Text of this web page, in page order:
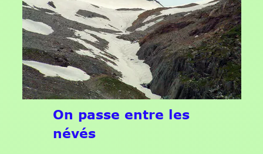
On passe entre les
névés